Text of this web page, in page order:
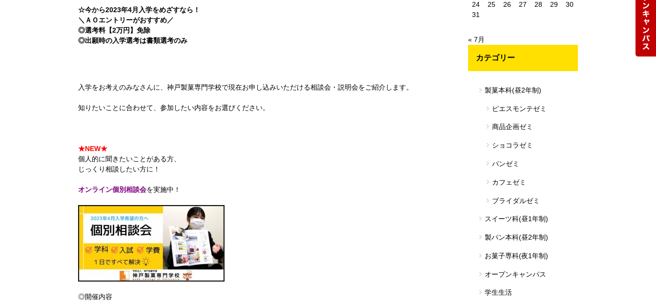
☆今から2023年4月入学をめざすなら！
＼ＡＯエントリーがおすすめ／
◎選考料【2万円】免除
◎出願時の入学選考は書類選考のみ
入学をお考えのみなさんに、神戸製菓専門学校で現在お申し込みいただける相談会・説明会をご紹介します。
知りたいことに合わせて、参加したい内容をお選びください。
★NEW★
個人的に聞きたいことがある方、
じっくり相談したい方に！
オンライン個別相談会を実施中！
◎開催内容
24
25 26 27 28 29
30
31
« 7月
カテゴリー
製菓本科(昼2年制)
ピエスモンテゼミ
商品企画ゼミ
ショコラゼミ
パンゼミ
カフェゼミ
ブライダルゼミ
スイーツ科(昼1年制)
製パン本科(昼2年制)
お菓子専科(夜1年制)
オープンキャンパス
学生生活